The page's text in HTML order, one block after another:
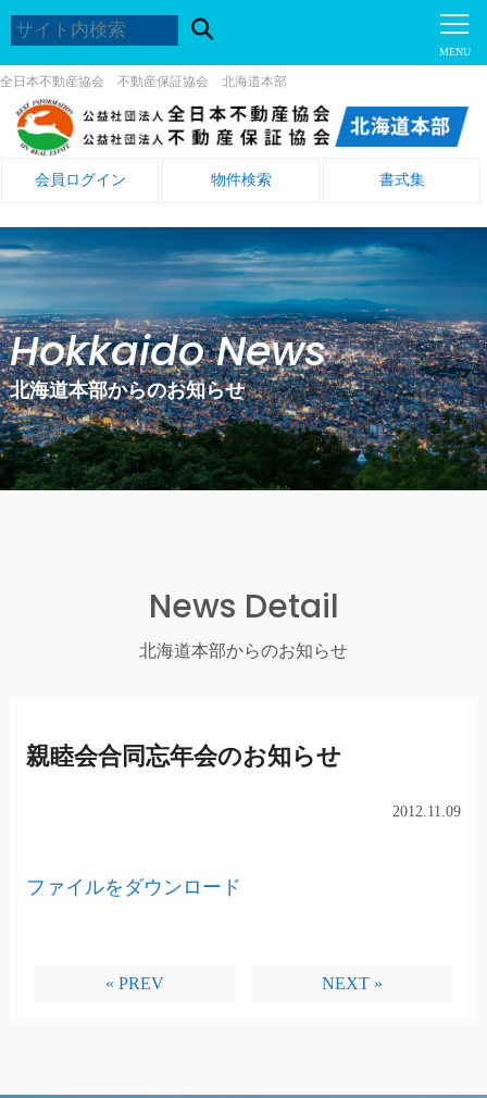
全日本不動産協会 不動産保証協会 北海道本部
会員ログイン 物件検索 書式集
Hokkaido News
北海道本部からのお知らせ
News Detail
北海道本部からのお知らせ
親睦会合同忘年会のお知らせ
2012.11.09
ファイルをダウンロード
« PREV NEXT »